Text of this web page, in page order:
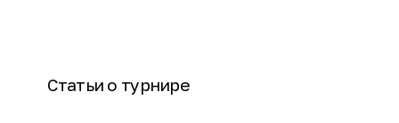
Статьи о турнире